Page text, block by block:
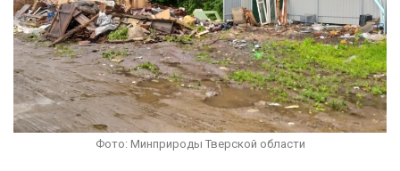
Фото: Минприроды Тверской области